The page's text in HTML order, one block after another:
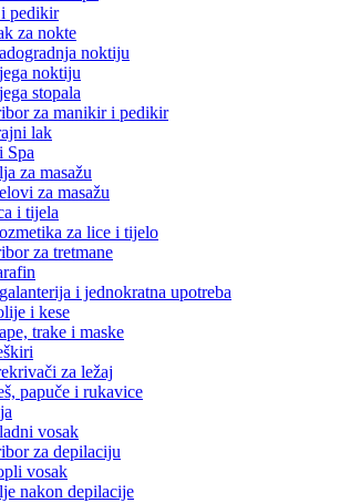
pedikir
za nokte
noktiju
noktiju
stopala
za manikir i pedikir
lak
Spa
za masažu
za masažu
i tijela
za lice i tijelo
za tretmane
i jednokratna upotreba
i kese
trake i maske
za ležaj
papuče i rukavice
vosak
za depilaciju
vosak
nakon depilacije